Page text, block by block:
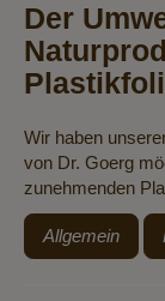
Der
Wir haben
von Dr. Goerg
zunehmenden
Allgemein